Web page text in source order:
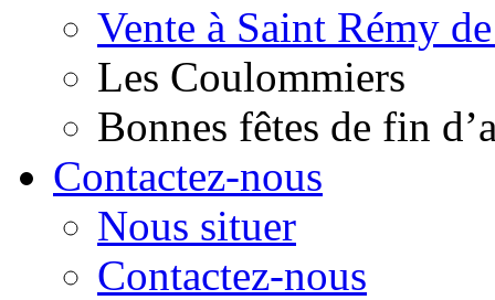
Vente à Saint Rémy
Les Coulommiers
Bonnes fêtes de fin
Contactez-nous
Nous situer
Contactez-nous